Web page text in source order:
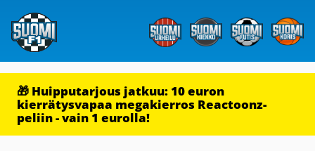
🎁 Huipputarjous jatkuu: 10 euron
kierrätysvapaa megakierros Reactoonz-
peliin - vain 1 eurolla!